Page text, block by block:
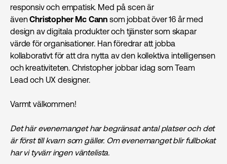
responsiv och empatisk. Med på scen är
ävenChristopher Mc Cann som jobbat över 16 år med
design av digitala produkter och tjänster som skapar
värde för organisationer. Han föredrar att jobba
kollaborativt för att dra nytta av den kollektiva intelligensen
och kreativiteten. Christopher jobbar idag som Team
Lead och UX designer.
Varmt välkommen!
Det här evenemanget har begränsat antal platser och det
är först till kvarn som gäller. Om evenemanget blir fullbokat
har vi tyvärr ingen väntelista.